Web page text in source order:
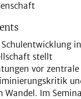
stellt
vor zentrale
Im